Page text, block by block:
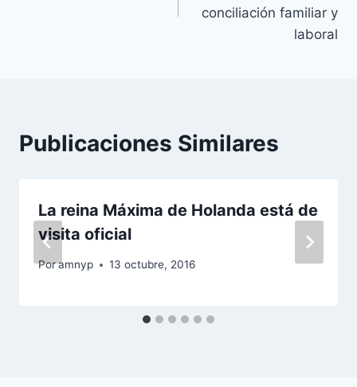
conciliación familiar y
laboral
Publicaciones Similares
La reina Máxima de Holanda está de
visita oficial
Poramnyp 13 octubre, 2016